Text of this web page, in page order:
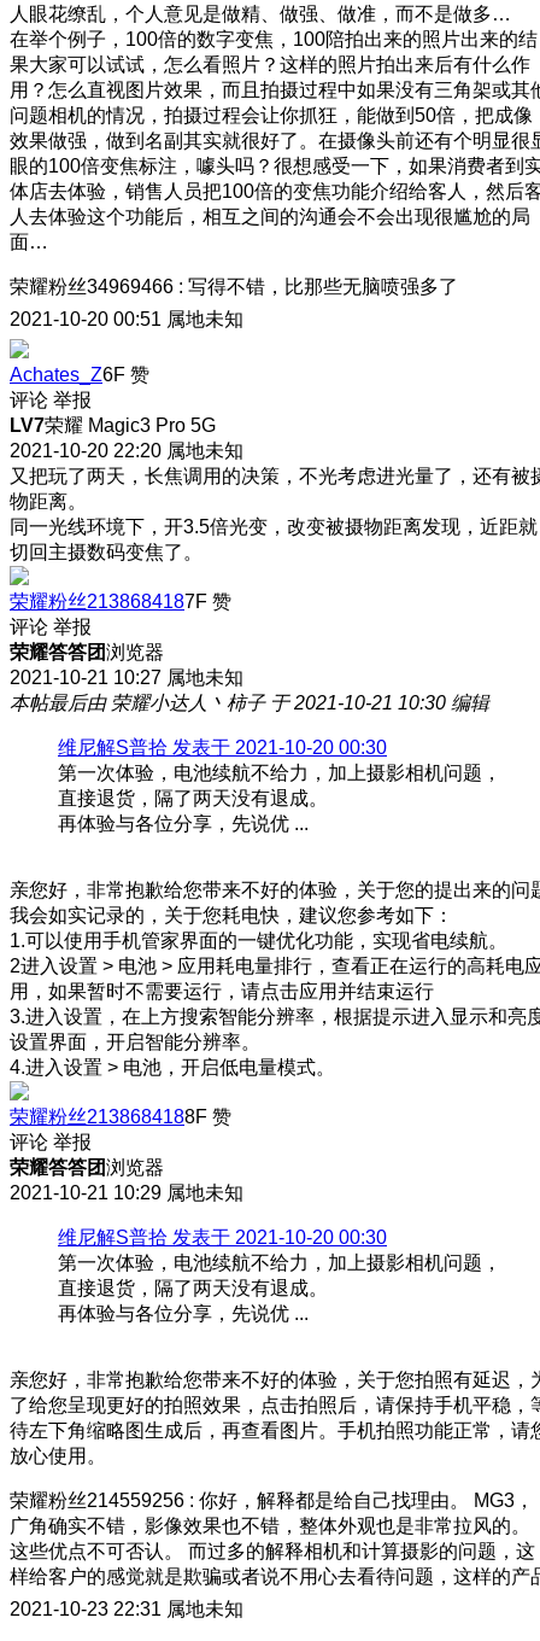
人眼花缭乱，个人意见是做精、做强、做准，而不是做多…
在举个例子，100倍的数字变焦，100陪拍出来的照片出来的结
果大家可以试试，怎么看照片？这样的照片拍出来后有什么作
用？怎么直视图片效果，而且拍摄过程中如果没有三角架或其
问题相机的情况，拍摄过程会让你抓狂，能做到50倍，把成像
效果做强，做到名副其实就很好了。在摄像头前还有个明显很
眼的100倍变焦标注，噱头吗？很想感受一下，如果消费者到
体店去体验，销售人员把100倍的变焦功能介绍给客人，然后
人去体验这个功能后，相互之间的沟通会不会出现很尴尬的局
面…
荣耀粉丝34969466 : 写得不错，比那些无脑喷强多了
2021-10-20 00:51 属地未知
Achates_Z6F 赞
评论 举报
LV7荣耀 Magic3 Pro 5G
2021-10-20 22:20 属地未知
又把玩了两天，长焦调用的决策，不光考虑进光量了，还有被
物距离。
同一光线环境下，开3.5倍光变，改变被摄物距离发现，近距就
切回主摄数码变焦了。
荣耀粉丝2138684187F 赞
评论 举报
荣耀答答团浏览器
2021-10-21 10:27 属地未知
本帖最后由 荣耀小达人丶柿子 于 2021-10-21 10:30 编辑
维尼解S普拾 发表于 2021-10-20 00:30
第一次体验，电池续航不给力，加上摄影相机问题，
直接退货，隔了两天没有退成。
再体验与各位分享，先说优 ...
亲您好，非常抱歉给您带来不好的体验，关于您的提出来的问
我会如实记录的，关于您耗电快，建议您参考如下：
1.可以使用手机管家界面的一键优化功能，实现省电续航。
2进入设置 > 电池 > 应用耗电量排行，查看正在运行的高耗电
用，如果暂时不需要运行，请点击应用并结束运行
3.进入设置，在上方搜索智能分辨率，根据提示进入显示和亮
设置界面，开启智能分辨率。
4.进入设置 > 电池，开启低电量模式。
荣耀粉丝2138684188F 赞
评论 举报
荣耀答答团浏览器
2021-10-21 10:29 属地未知
维尼解S普拾 发表于 2021-10-20 00:30
第一次体验，电池续航不给力，加上摄影相机问题，
直接退货，隔了两天没有退成。
再体验与各位分享，先说优 ...
亲您好，非常抱歉给您带来不好的体验，关于您拍照有延迟，
了给您呈现更好的拍照效果，点击拍照后，请保持手机平稳，
待左下角缩略图生成后，再查看图片。手机拍照功能正常，请
放心使用。
荣耀粉丝214559256 : 你好，解释都是给自己找理由。 MG3，
广角确实不错，影像效果也不错，整体外观也是非常拉风的。
这些优点不可否认。 而过多的解释相机和计算摄影的问题，这
样给客户的感觉就是欺骗或者说不用心去看待问题，这样的产
2021-10-23 22:31 属地未知